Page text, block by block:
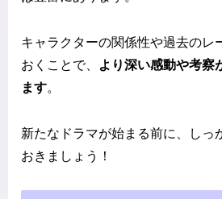
キャラクターの関係性や過去のレ
おくことで、
より深い感動や考察
ます。
新たなドラマが始まる前に、しっ
おきましょう！